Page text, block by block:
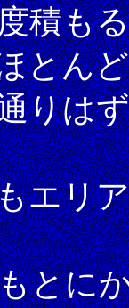
積も
とん
りは
エリ
とに